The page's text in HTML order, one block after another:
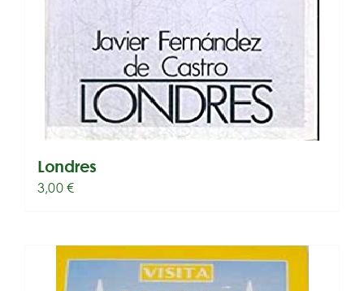
Londres
3,00€